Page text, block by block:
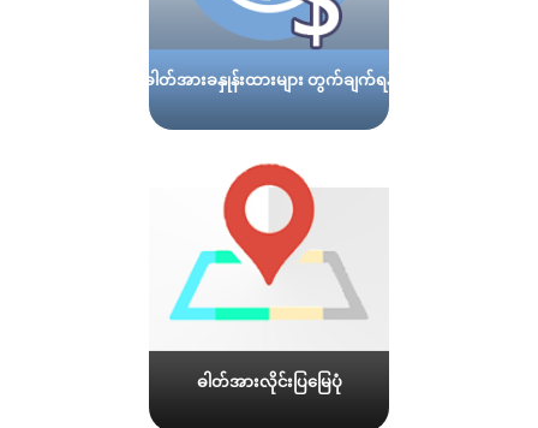
ဓါတ်အားခနှုန်းထားများ တွက်ချက်ရန်
ဓါတ်အားလိုင်းပြမြေပုံ